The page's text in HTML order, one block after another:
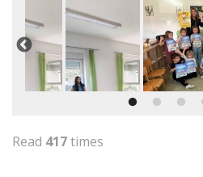
Read 417times